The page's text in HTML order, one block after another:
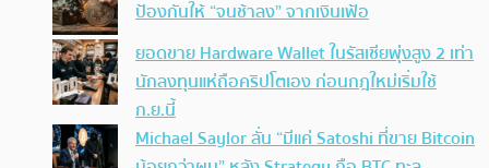
ป้องกันให้ “จนช้าลง” จากเงินเฟ้อ
ยอดขาย Hardware Wallet ในรัสเซียพุ่งสูง 2 เท่า
นักลงทุนแห่ถือคริปโตเอง ก่อนกฎใหม่เริ่มใช้
ก.ย.นี้
Michael Saylor ลั่น “มีแค่ Satoshi ที่ขาย Bitcoin